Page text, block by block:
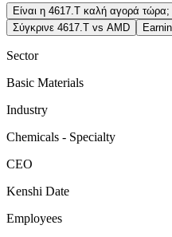
Είναι η 4617.T καλή αγορά τώρα;
Σύγκρινε 4617.T vs AMD
Sector
Basic Materials
Industry
Chemicals - Specialty
CEO
Kenshi Date
Employees